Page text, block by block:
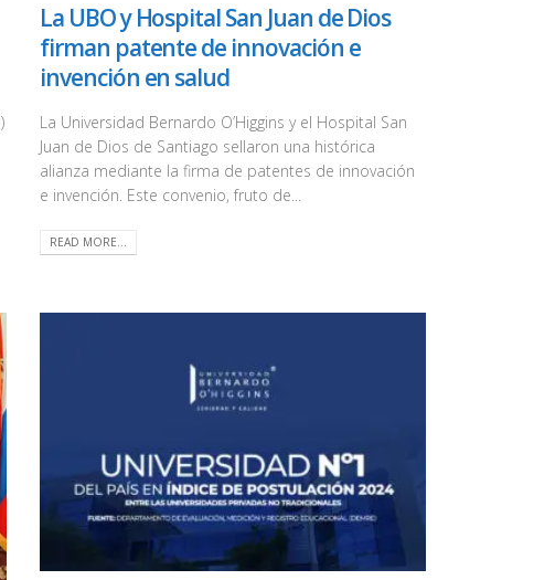
La UBO y Hospital San Juan de Dios
firman patente de innovación e
invención en salud
La Universidad Bernardo O’Higgins y el Hospital San
Juan de Dios de Santiago sellaron una histórica
alianza mediante la firma de patentes de innovación
e invención. Este convenio, fruto de...
READ MORE...